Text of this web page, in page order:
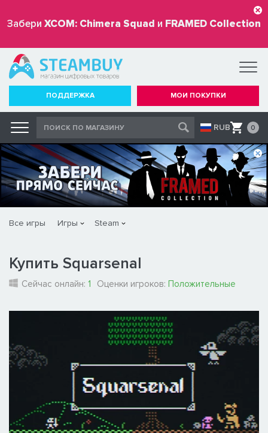
Забери XCOM: Chimera Squad и FRAMED Collection
бесплатно
ПОДДЕРЖКА МОИ ПОКУПКИ
RUB 0
Все игры Игры Steam
Купить Squarsenal
Сейчас онлайн: 1 Оценки игроков: Положительные